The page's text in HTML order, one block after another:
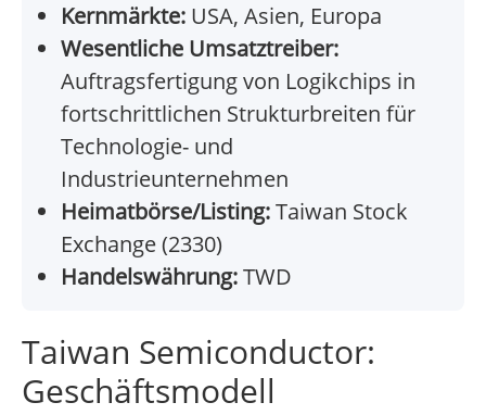
Kernmärkte: USA, Asien, Europa
Wesentliche Umsatztreiber:
Auftragsfertigung von Logikchips in
fortschrittlichen Strukturbreiten für
Technologie- und
Industrieunternehmen
Heimatbörse/Listing:Taiwan Stock
Exchange (2330)
Handelswährung:TWD
Taiwan Semiconductor:
Geschäftsmodell